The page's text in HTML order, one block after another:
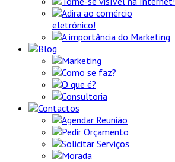
Adira ao comércio
eletrónico!
A importância do Marketing
Blog
Marketing
Como se faz?
O que é?
Consultoria
Contactos
Agendar Reunião
Pedir Orçamento
Solicitar Serviços
Morada